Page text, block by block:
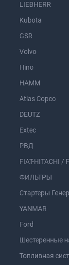
LIEBHERR
Kubota
GSR
Volvo
Hino
HAMM
Atlas Copco
DEUTZ
Extec
РВД
FIAT-HITACHI /
ФИЛЬТРЫ
Стартеры
YANMAR
Ford
Шестеренные
Топливная